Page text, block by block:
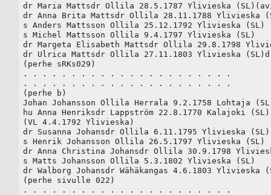
dr Maria Mattsdr Ollila 28.5.1787 Ylivieska
dr Anna Brita Mattsdr Ollila 28.11.1788 Ylivieska
s Anders Mattsson Ollila 25.12.1792 Ylivieska (SL)
s Michel Mattsson Ollila 9.4.1797 Ylivieska (SL)
dr Margeta Elisabeth Mattsdr Ollila 29.8.1798
dr Ulrica Mattsdr Ollila 27.11.1803 Ylivieska
(perhe sRKs029)
. . . . . . . . . . . . . . . . . . . . . .
. . . . . . . . . . . . . . . . . . . . . .
(perhe b)
Johan Johansson Ollila Herrala 9.2.1758 Lohtaja
hu Anna Henriksdr Lappström 22.8.1770 Kalajoki (SL)
(VL 4.4.1792 Ylivieska)
dr Susanna Johansdr Ollila 6.11.1795 Ylivieska
s Henrik Johansson Ollila 26.5.1797 Ylivieska (SL)
dr Anna Christina Johansdr Ollila 30.9.1798
s Matts Johansson Ollila 5.3.1802 Ylivieska (SL)
dr Walborg Johansdr Wähäkangas 4.6.1803 Ylivieska
(perhe sivulle 022)
. . . . . . . . . . . . . . . . . . . . . .